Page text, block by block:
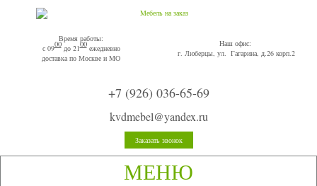
Время работы:
с 0900до 2100ежедневно
доставка по Москве и МО
Наш офис:
г. Люберцы, ул. Гагарина, д.26 корп.2
+7 (926) 036-65-69
kvdmebel@yandex.ru
Заказать звонок
МЕНЮ